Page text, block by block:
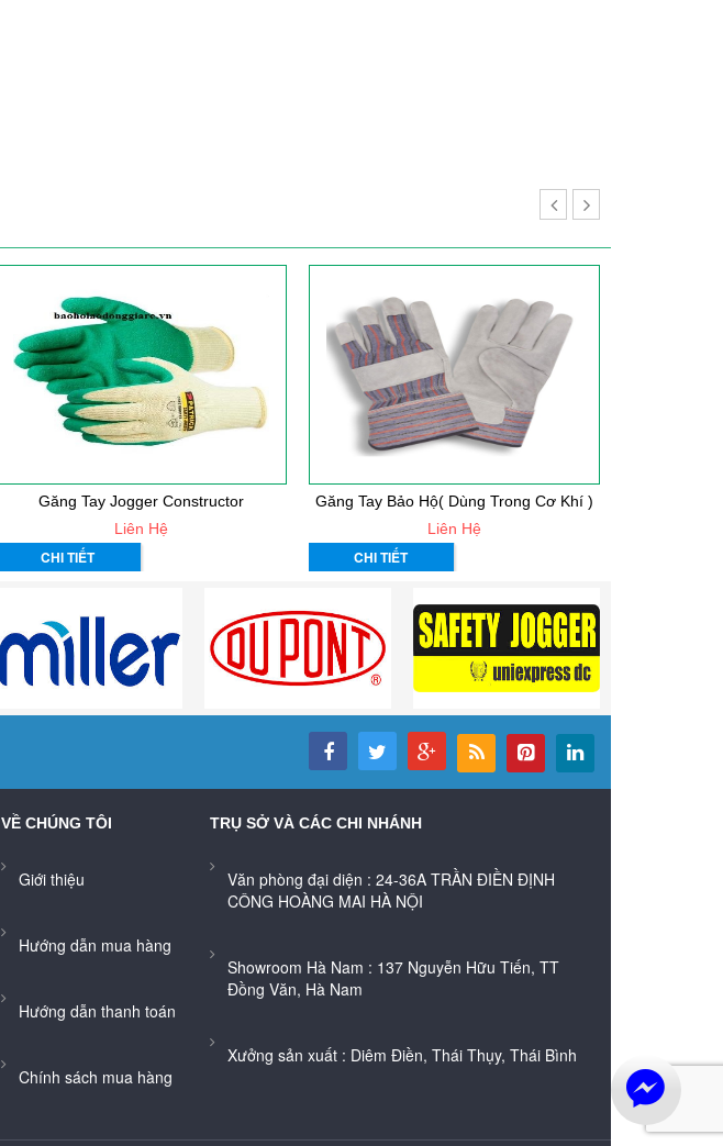
Găng Tay Jogger Constructor
Liên Hệ
CHI TIẾT
Găng Tay Bảo Hộ( Dùng Trong Cơ Khí )
Liên Hệ
CHI TIẾT
VỀ CHÚNG TÔI
Giới thiệu
Hướng dẫn mua hàng
Hướng dẫn thanh toán
Chính sách mua hàng
TRỤ SỞ VÀ CÁC CHI NHÁNH
Văn phòng đại diện : 24-36A TRẦN ĐIỀN ĐỊNH
CÔNG HOÀNG MAI HÀ NỘI
Showroom Hà Nam : 137 Nguyễn Hữu Tiến, TT
Đồng Văn, Hà Nam
Xưởng sản xuất : Diêm Điền, Thái Thụy, Thái Bình